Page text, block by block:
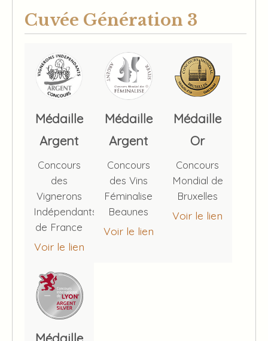
Cuvée Génération 3
Médaille
Argent
Concours
des
Vignerons
Indépendants
de France
Voir le lien
Médaille
Argent
Concours
des Vins
Féminalise
Beaunes
Voir le lien
Médaille
Or
Concours
Mondial de
Bruxelles
Voir le lien